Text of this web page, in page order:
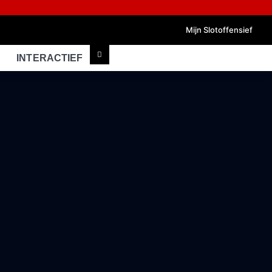
Mijn Slotoffensief
INTERACTIEF